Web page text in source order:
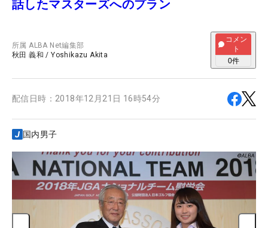
話したマスターズへのプラン
所属ALBA Net編集部
秋田 義和 /Yoshikazu Akita
コメン
ト
0件
配信日時： 2018年12月21日 16時54分
国内男子